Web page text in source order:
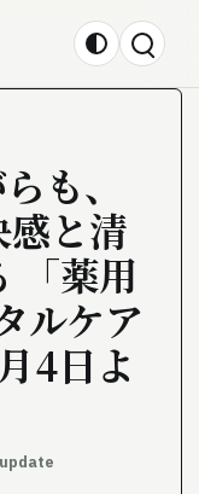
も、
と清
「薬用
ルケア
4日よ